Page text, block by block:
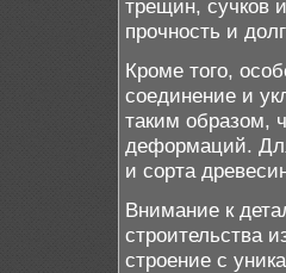
трещин, сучков
прочность и
Кроме того,
соединение и
таким образом,
деформаций.
и сорта
Внимание к
строительства
строение с